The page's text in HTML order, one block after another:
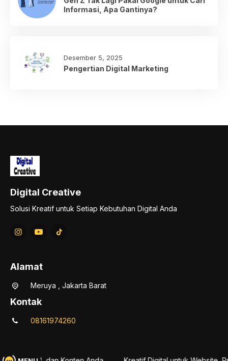
Informasi, Apa Gantinya?
Desember 5, 2025
Pengertian Digital Marketing
Digital Creative
Solusi Kreatif untuk Setiap Kebutuhan Digital Anda
Alamat
Meruya , Jakarta Barat
Kontak
08161974260